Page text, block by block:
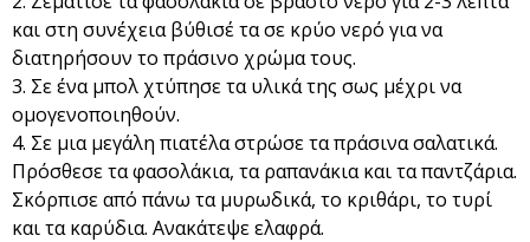
και στη συνέχεια βύθισέ τα σε κρύο νερό για να
διατηρήσουν το πράσινο χρώμα τους.
Σε ένα μπολ χτύπησε τα υλικά της σως μέχρι να
ομογενοποιηθούν.
Σε μια μεγάλη πιατέλα στρώσε τα πράσινα σαλατικά.
Πρόσθεσε τα φασολάκια, τα ραπανάκια και τα παντζάρια.
Σκόρπισε από πάνω τα μυρωδικά, το κριθάρι, το τυρί
και τα καρύδια. Ανακάτεψε ελαφρά.